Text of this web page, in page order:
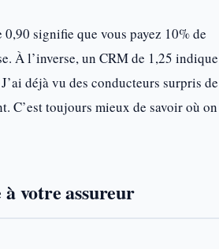
0,90 signifie que vous payez 10% de
À l’inverse, un CRM de 1,25 indique
déjà vu des conducteurs surpris de
C’est toujours mieux de savoir où on
votre assureur